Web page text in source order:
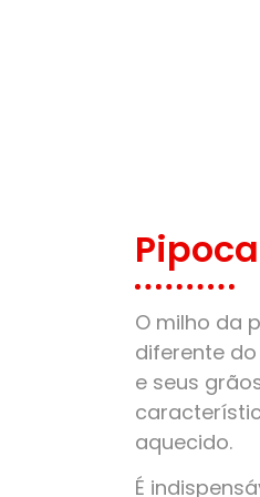
Pipoca
O milho da
diferente
e seus
aquecido.
É